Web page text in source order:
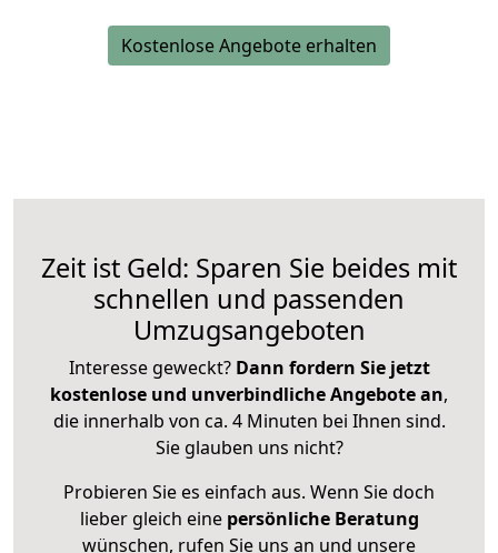
Kostenlose Angebote erhalten
Zeit ist Geld: Sparen Sie beides mit
schnellen und passenden
Umzugsangeboten
Interesse geweckt? Dann fordern Sie jetzt
kostenlose und unverbindliche Angebote an,
die innerhalb von ca. 4 Minuten bei Ihnen sind.
Sie glauben uns nicht?
Probieren Sie es einfach aus. Wenn Sie doch
lieber gleich eine persönliche Beratung
wünschen, rufen Sie uns an und unsere